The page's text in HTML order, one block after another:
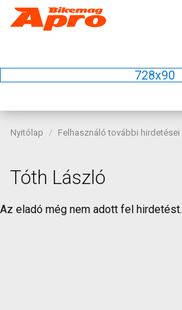
728x90
Nyitólap Felhasználó további hirdetései
Tóth László
Az eladó még nem adott fel hirdetést.